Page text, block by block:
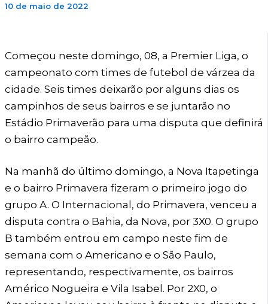
10 de maio de 2022
Começou neste domingo, 08, a Premier Liga, o
campeonato com times de futebol de várzea da
cidade. Seis times deixarão por alguns dias os
campinhos de seus bairros e se juntarão no
Estádio Primaverão para uma disputa que definirá
o bairro campeão.
Na manhã do último domingo, a Nova Itapetinga
e o bairro Primavera fizeram o primeiro jogo do
grupo A. O Internacional, do Primavera, venceu a
disputa contra o Bahia, da Nova, por 3X0. O grupo
B também entrou em campo neste fim de
semana com o Americano e o São Paulo,
representando, respectivamente, os bairros
Américo Nogueira e Vila Isabel. Por 2X0, o